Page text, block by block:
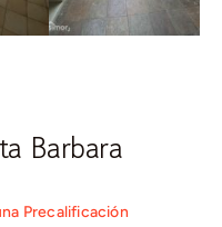
Barbara
Precalificación